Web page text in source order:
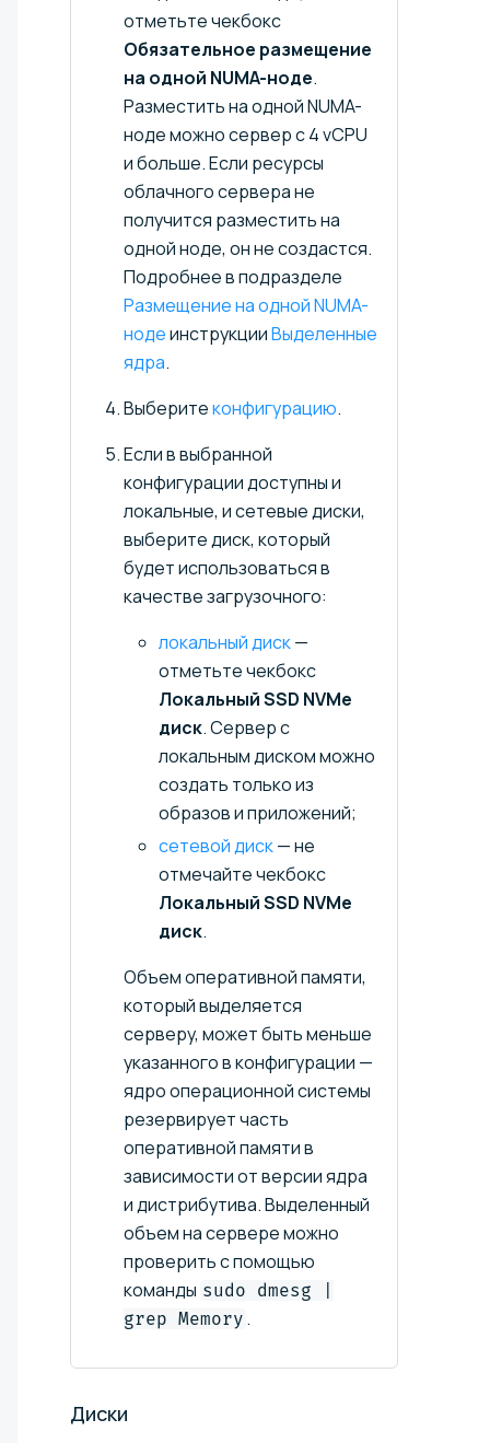
отметьте чекбокс
Обязательное размещение
на одной NUMA-ноде.
Разместить на одной NUMA-
ноде можно сервер с 4 vCPU
и больше. Если ресурсы
облачного сервера не
получится разместить на
одной ноде, он не создаcтся.
Подробнее в подразделе
Размещение на одной NUMA-
нодеинструкцииВыделенные
ядра.
Выберитеконфигурацию.
Если в выбранной
конфигурации доступны и
локальные, и сетевые диски,
выберите диск, который
будет использоваться в
качестве загрузочного:
локальный диск—
отметьте чекбокс
Локальный SSD NVMe
диск. Сервер с
локальным диском можно
создать только из
образов и приложений;
сетевой диск— не
отмечайте чекбокс
Локальный SSD NVMe
диск.
Объем оперативной памяти,
который выделяется
серверу, может быть меньше
указанного в конфигурации —
ядро операционной системы
резервирует часть
оперативной памяти в
зависимости от версии ядра
и дистрибутива. Выделенный
объем на сервере можно
проверить с помощью
команды sudo dmesg |
grep Memory .
Диски